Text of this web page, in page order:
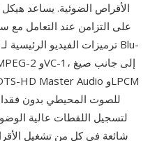
الأقراص الضوئية. يساعد
على التزامن عند التعامل مع
للصوت المحيطي بدون
شائعة في كل من تشغيل